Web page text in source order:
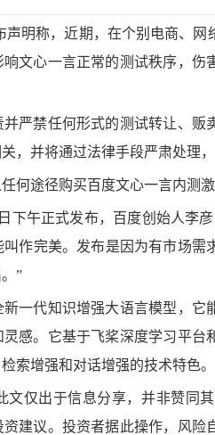
称，近期，在个别电商、网
文心一言正常的测试秩序，
禁任何形式的测试转让、贩
，并将通过法律手段严肃处理
途径购买百度文心一言内测激
午正式发布，百度创始人李彦
作完美。发布是因为有市场
”
代知识增强大语言模型，它
感。它基于飞桨深度学习平
索增强和对话增强的技术特色。
仅出于信息分享，并非赞同其
建议。投资者据此操作，风